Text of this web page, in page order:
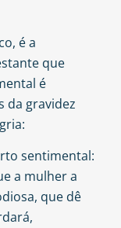
é a
que
é
da gravidez
:
sentimental:
a mulher a
que dê